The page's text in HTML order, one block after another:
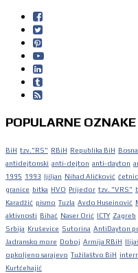
POPULARNE OZNAKE
BiH tzv."RS" RBiH Republika BiH
antidejtonski anti-dejton anti-dayton
1995 1993 ljiljan Nihad Aličković
granice bitka HVO Prijedor tzv. "VRS"
Karadžić pismo Tuzla Avdo Huseinović
aktivnosti Bihać Naser Orić ICTY Zagreb
Srbija Kruševice Sutorina AntiDayton
Jadransko more Doboj Armija RBiH
opkoljeno sarajevo Tužilaštvo BiH
Kurtćehajić